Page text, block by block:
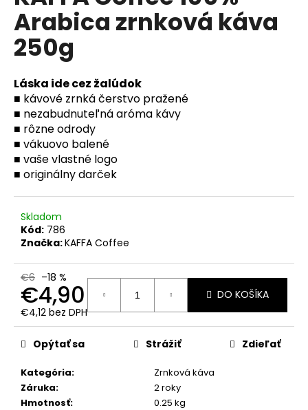
0,0
z
5
hviezdičiek.
Arabica zrnková káva
250g
Láska ide cez žalúdok
■ kávové zrnká čerstvo pražené
■ nezabudnuteľná aróma kávy
■ rôzne odrody
■ vákuovo balené
■ vaše vlastné logo
■ originálny darček
Skladom
Kód: 786
Značka:KAFFA Coffee
€6 –18 %
€4,90
€4,12 bez DPH
Jednotková
cena:
DO KOŠÍKA
Kategória:
Zrnková káva
Záruka:
2 roky
Hmotnosť:
0.25 kg
Opýtať sa Strážiť Zdieľať
a
m
e
MOKATE
CAPPUCCINO
PUMPKIN
SPICE
110
G
€1,99
Pôvodne: